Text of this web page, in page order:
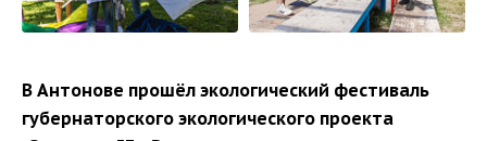
В Антонове прошёл экологический фестиваль
губернаторского экологического проекта